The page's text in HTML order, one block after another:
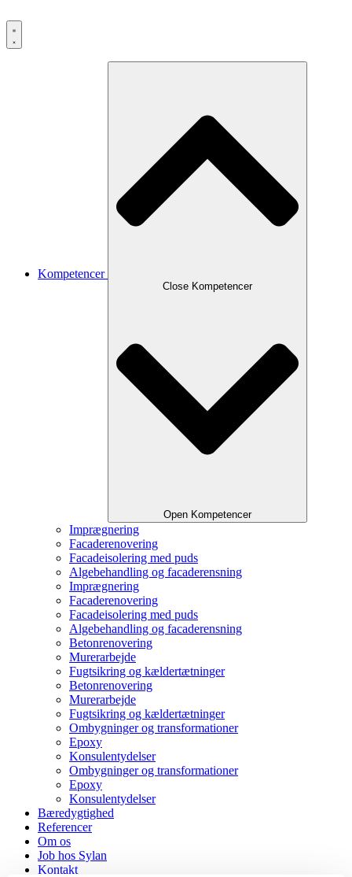
Kompetencer
Close Kompetencer
Open Kompetencer
Imprægnering
Facaderenovering
Facadeisolering med puds
Algebehandling og facaderensning
Imprægnering
Facaderenovering
Facadeisolering med puds
Algebehandling og facaderensning
Betonrenovering
Murerarbejde
Fugtsikring og kældertætninger
Betonrenovering
Murerarbejde
Fugtsikring og kældertætninger
Ombygninger og transformationer
Epoxy
Konsulentydelser
Ombygninger og transformationer
Epoxy
Konsulentydelser
Bæredygtighed
Referencer
Om os
Job hos Sylan
Kontakt